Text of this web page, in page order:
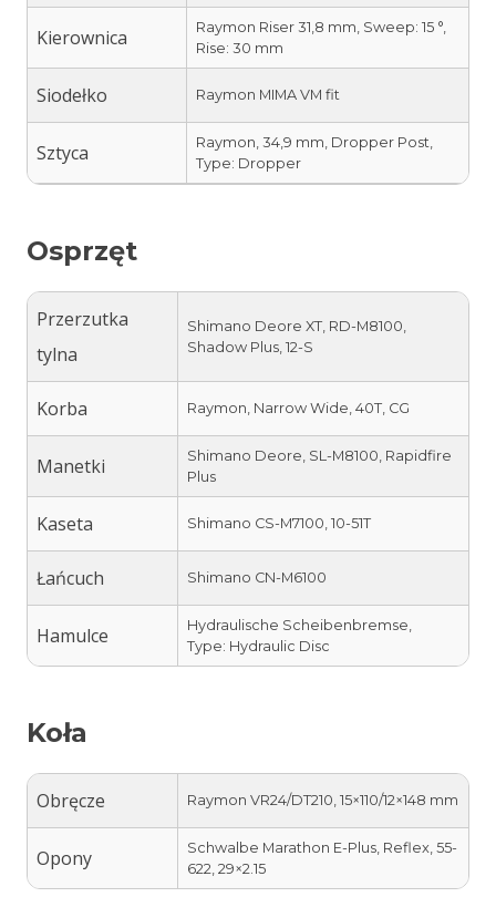
Kierownica
Raymon Riser 31,8 mm, Sweep: 15 °,
Rise: 30 mm
Siodełko Raymon MIMA VM fit
Sztyca
Raymon, 34,9 mm, Dropper Post,
Type: Dropper
Osprzęt
Przerzutka
tylna
Shimano Deore XT, RD-M8100,
Shadow Plus, 12-S
Korba Raymon, Narrow Wide, 40T, CG
Manetki
Shimano Deore, SL-M8100, Rapidfire
Plus
Kaseta Shimano CS-M7100, 10-51T
Łańcuch Shimano CN-M6100
Hamulce
Hydraulische Scheibenbremse,
Type: Hydraulic Disc
Koła
Obręcze Raymon VR24/DT210, 15×110/12×148 mm
Opony
Schwalbe Marathon E-Plus, Reflex, 55-
622, 29×2.15